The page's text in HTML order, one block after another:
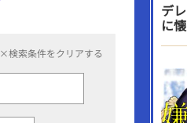
×検索条件をクリアする
デ
に